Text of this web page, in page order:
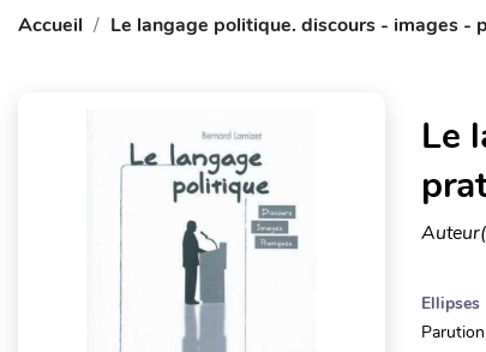
Accueil Le langage politique. discours - images -
Le
Ellipses